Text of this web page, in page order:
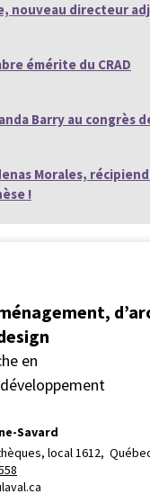
nouveau directeur
émérite du CRAD
Barry au congrès
Morales,
!
en
Savard
local 1612,